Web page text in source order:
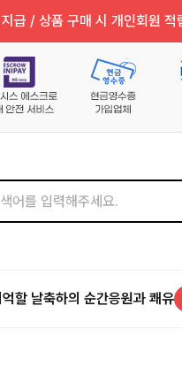
급 / 상품 구매 시 개인회원
할 날축하의 순간응원과 쾌유